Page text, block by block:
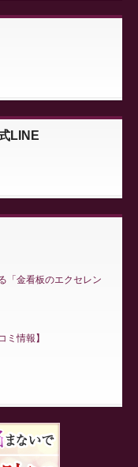
LINE
「金看板のエクセレン
ミ情報